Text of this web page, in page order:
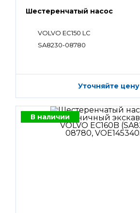
Шестеренчатый насос
VOLVO EC150 LC
SA8230-08780
Уточняйте цену
В наличии